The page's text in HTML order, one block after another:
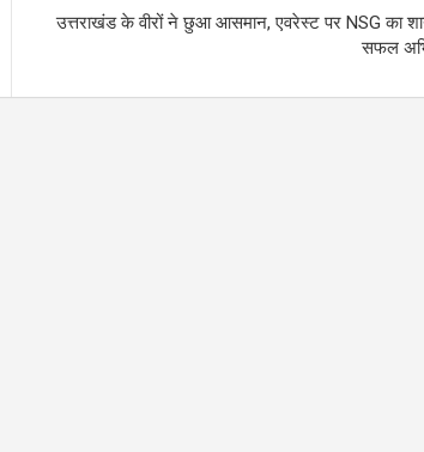
उत्तराखंड के वीरों ने छुआ आसमान, एवरेस्ट पर NSG का
सफल